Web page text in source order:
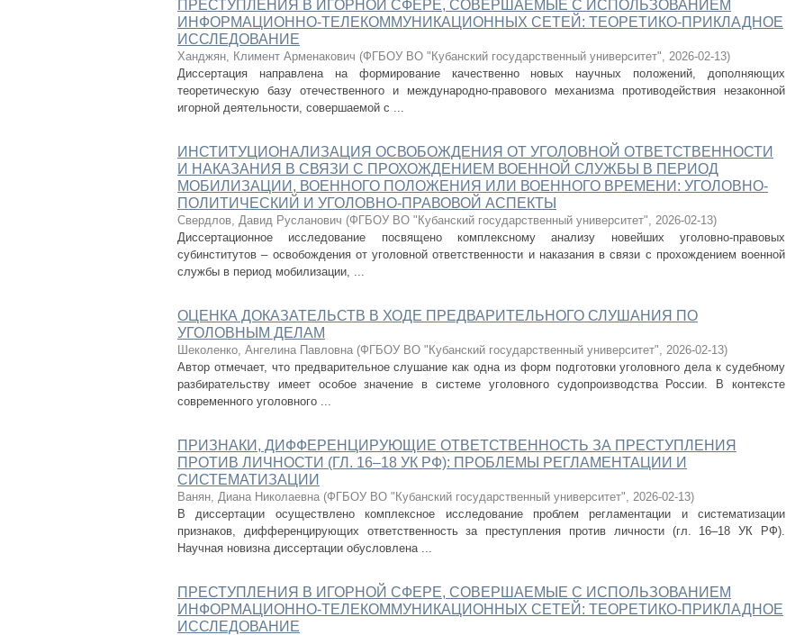
ПРЕСТУПЛЕНИЯ В ИГОРНОЙ СФЕРЕ, СОВЕРШАЕМЫЕ С ИСПОЛЬЗОВАНИЕМ
ИНФОРМАЦИОННО-ТЕЛЕКОММУНИКАЦИОННЫХ СЕТЕЙ: ТЕОРЕТИКО-ПРИКЛАДНОЕ
ИССЛЕДОВАНИЕ
Ханджян, Климент Арменакович (ФГБОУ ВО "Кубанский государственный университет", 2026-02-13)
Диссертация направлена на формирование качественно новых научных положений, дополняющих
теоретическую базу отечественного и международно-правового механизма противодействия незаконной
игорной деятельности, совершаемой с ...
ИНСТИТУЦИОНАЛИЗАЦИЯ ОСВОБОЖДЕНИЯ ОТ УГОЛОВНОЙ ОТВЕТСТВЕННОСТИ
И НАКАЗАНИЯ В СВЯЗИ С ПРОХОЖДЕНИЕМ ВОЕННОЙ СЛУЖБЫ В ПЕРИОД
МОБИЛИЗАЦИИ, ВОЕННОГО ПОЛОЖЕНИЯ ИЛИ ВОЕННОГО ВРЕМЕНИ: УГОЛОВНО-
ПОЛИТИЧЕСКИЙ И УГОЛОВНО-ПРАВОВОЙ АСПЕКТЫ
Свердлов, Давид Русланович (ФГБОУ ВО "Кубанский государственный университет", 2026-02-13)
Диссертационное исследование посвящено комплексному анализу новейших уголовно-правовых
субинститутов – освобождения от уголовной ответственности и наказания в связи с прохождением военной
службы в период мобилизации, ...
ОЦЕНКА ДОКАЗАТЕЛЬСТВ В ХОДЕ ПРЕДВАРИТЕЛЬНОГО СЛУШАНИЯ ПО
УГОЛОВНЫМ ДЕЛАМ
Шеколенко, Ангелина Павловна (ФГБОУ ВО "Кубанский государственный университет", 2026-02-13)
Автор отмечает, что предварительное слушание как одна из форм подготовки уголовного дела к судебному
разбирательству имеет особое значение в системе уголовного судопроизводства России. В контексте
современного уголовного ...
ПРИЗНАКИ, ДИФФЕРЕНЦИРУЮЩИЕ ОТВЕТСТВЕННОСТЬ ЗА ПРЕСТУПЛЕНИЯ
ПРОТИВ ЛИЧНОСТИ (ГЛ. 16–18 УК РФ): ПРОБЛЕМЫ РЕГЛАМЕНТАЦИИ И
СИСТЕМАТИЗАЦИИ
Ванян, Диана Николаевна (ФГБОУ ВО "Кубанский государственный университет", 2026-02-13)
В диссертации осуществлено комплексное исследование проблем регламентации и систематизации
признаков, дифференцирующих ответственность за преступления против личности (гл. 16–18 УК РФ).
Научная новизна диссертации обусловлена ...
ПРЕСТУПЛЕНИЯ В ИГОРНОЙ СФЕРЕ, СОВЕРШАЕМЫЕ С ИСПОЛЬЗОВАНИЕМ
ИНФОРМАЦИОННО-ТЕЛЕКОММУНИКАЦИОННЫХ СЕТЕЙ: ТЕОРЕТИКО-ПРИКЛАДНОЕ
ИССЛЕДОВАНИЕ